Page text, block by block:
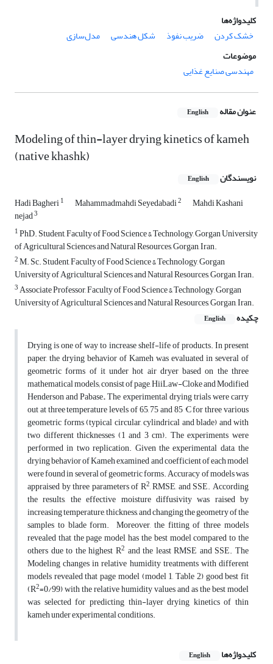
کلیدواژه‌ها
خشک کردن
ضریب نفوذ شکل هندسی
مدل‌سازی
موضوعات
مهندسی صنایع غذایی
عنوان مقاله English
Modeling of thin-layer drying kinetics of kameh
(native khashk)
نویسندگان English
Hadi Bagheri1 Mahammadmahdi Seyedabadi2 Mahdi Kashani
nejad3
1PhD. Student, Faculty of Food Science & Technology, Gorgan University
of Agricultural Sciences and Natural Resources, Gorgan, Iran.
2M. Sc. Student, Faculty of Food Science & Technology, Gorgan
University of Agricultural Sciences and Natural Resources, Gorgan, Iran.
3Associate Professor, Faculty of Food Science & Technology, Gorgan
University of Agricultural Sciences and Natural Resources, Gorgan, Iran.
چکیده
English
Drying is one of way to increase shelf-life of products. In present
paper, the drying behavior of Kameh was evaluated in several of
geometric forms of it under hot air dryer based on the three
mathematical models; consist of page, HiiLaw-Cloke and Modified
Henderson and Pabase.The experimental drying trials were carry
out at three temperature levels of 65, 75 and 85 °C for three various
geometric forms (typical circular, cylindrical and blade) and with
two different thicknesses (1 and 3 cm). The experiments were
performed in two replication. Given the experimental data, the
drying behavior of Kameh examined and coefficient of each model
were found in several of geometric forms. Accuracy of models was
appraised by three parameters of R2, RMSE, and SSE. According
the results, the effective moisture diffusivity was raised by
increasing temperature, thickness, and changing the geometry of the
samples to blade form. Moreover, the fitting of three models
revealed that the page model has the best model compared to the
others due to the highest R2 and the least RMSE and SSE. The
Modeling changes in relative humidity treatments with different
models revealed that page model (model 1, Table 2) good best fit
(R2=0/99) with the relative humidity values and as the best model
was selected for predicting thin-layer drying kinetics of thin
kameh under experimental conditions.
کلیدواژه‌ها English